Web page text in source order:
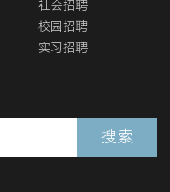
社会招聘
校园招聘
实习招聘
搜索